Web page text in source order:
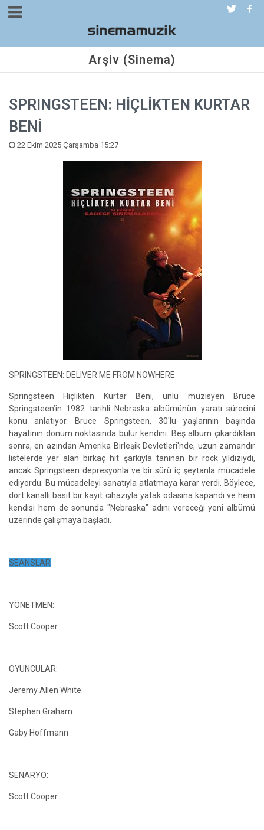
Arşiv (Sinema)
SPRINGSTEEN: HİÇLİKTEN KURTAR
BENİ
22 Ekim 2025 Çarşamba 15:27
SPRINGSTEEN: DELIVER ME FROM NOWHERE
Springsteen Hiçlikten Kurtar Beni, ünlü müzisyen Bruce
Springsteen’in 1982 tarihli Nebraska albümünün yaratı sürecini
konu anlatıyor. Bruce Springsteen, 30'lu yaşlarının başında
hayatının dönüm noktasında bulur kendini. Beş albüm çıkardıktan
sonra, en azından Amerika Birleşik Devletleri'nde, uzun zamandır
listelerde yer alan birkaç hit şarkıyla tanınan bir rock yıldızıydı,
ancak Springsteen depresyonla ve bir sürü iç şeytanla mücadele
ediyordu. Bu mücadeleyi sanatıyla atlatmaya karar verdi. Böylece,
dört kanallı basit bir kayıt cihazıyla yatak odasına kapandı ve hem
kendisi hem de sonunda "Nebraska" adını vereceği yeni albümü
üzerinde çalışmaya başladı.
SEANSLAR
YÖNETMEN:
Scott Cooper
OYUNCULAR:
Jeremy Allen White
Stephen Graham
Gaby Hoffmann
SENARYO:
Scott Cooper